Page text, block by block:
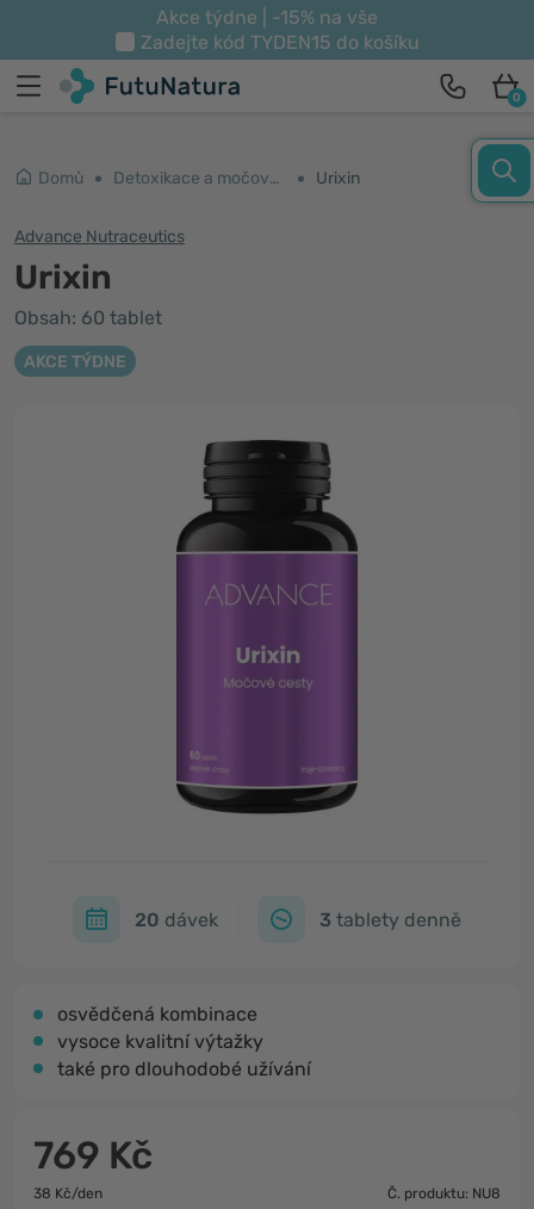
Akce týdne | -15% na vše
Zadejte kód TYDEN15 do košíku
0
Domů Detoxikace a močové cesty Urixin
Advance Nutraceutics
Urixin
Obsah: 60 tablet
AKCE TÝDNE
20 dávek 3 tablety denně
osvědčená kombinace
vysoce kvalitní výtažky
také pro dlouhodobé užívání
769 Kč
38 Kč/den
Č. produktu: NU8